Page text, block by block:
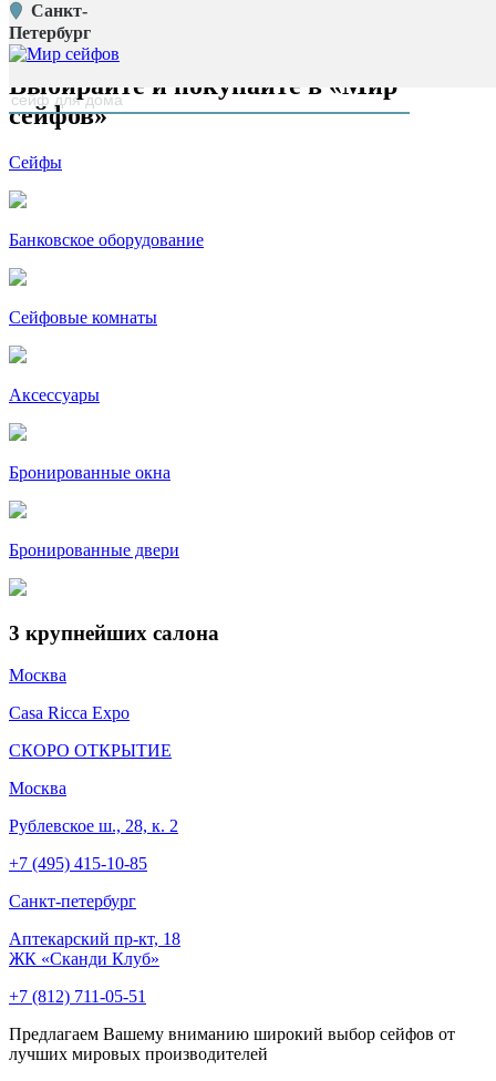
Санкт-
Петербург
Главная страница
наверх
Выбирайте и покупайте в «Мир
сейфов»
Сейфы
Банковское оборудование
Сейфовые комнаты
Аксессуары
Бронированные окна
Бронированные двери
3 крупнейших салона
Москва
Casa Ricca Expo
СКОРО ОТКРЫТИЕ
Москва
Рублевское ш., 28, к. 2
+7 (495) 415-10-85
Cанкт-петербург
Аптекарский пр-кт, 18
ЖК «Сканди Клуб»
+7 (812) 711-05-51
Предлагаем Вашему вниманию широкий выбор сейфов от
лучших мировых производителей